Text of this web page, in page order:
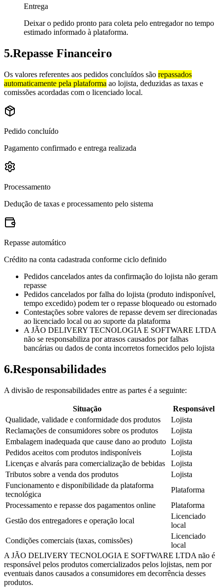
Entrega
Deixar o pedido pronto para coleta pelo entregador no tempo
estimado informado à plataforma.
5.Repasse Financeiro
Os valores referentes aos pedidos concluídos são repassados
automaticamente pela plataforma ao lojista, deduzidas as taxas e
comissões acordadas com o licenciado local.
Pedido concluído
Pagamento confirmado e entrega realizada
Processamento
Dedução de taxas e processamento pelo sistema
Repasse automático
Crédito na conta cadastrada conforme ciclo definido
Pedidos cancelados antes da confirmação do lojista não geram
repasse
Pedidos cancelados por falha do lojista (produto indisponível,
tempo excedido) podem ter o repasse bloqueado ou estornado
Contestações sobre valores de repasse devem ser direcionadas
ao licenciado local ou ao suporte da plataforma
A JÃO DELIVERY TECNOLOGIA E SOFTWARE LTDA
não se responsabiliza por atrasos causados por falhas
bancárias ou dados de conta incorretos fornecidos pelo lojista
6.Responsabilidades
A divisão de responsabilidades entre as partes é a seguinte:
Situação
Responsável
Qualidade, validade e conformidade dos produtos
Lojista
Reclamações de consumidores sobre os produtos
Lojista
Embalagem inadequada que cause dano ao produto Lojista
Pedidos aceitos com produtos indisponíveis
Lojista
Licenças e alvarás para comercialização de bebidas
Lojista
Tributos sobre a venda dos produtos
Lojista
Funcionamento e disponibilidade da plataforma
tecnológica
Plataforma
Processamento e repasse dos pagamentos online
Plataforma
Gestão dos entregadores e operação local
Licenciado
local
Condições comerciais (taxas, comissões)
Licenciado
local
A JÃO DELIVERY TECNOLOGIA E SOFTWARE LTDA não é
responsável pelos produtos comercializados pelos lojistas, nem por
eventuais danos causados a consumidores em decorrência desses
produtos.